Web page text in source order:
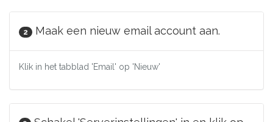
2 Maak een nieuw email account aan.
Klik in het tabblad 'Email' op 'Nieuw'